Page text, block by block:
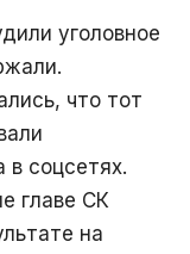
уголовное
что тот
соцсетях.
главе СК
на